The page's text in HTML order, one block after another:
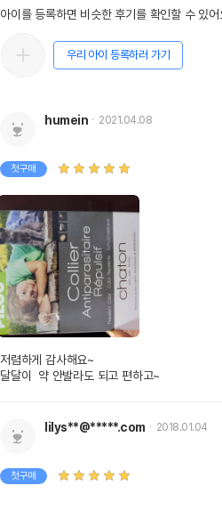
아이를 등록하면 비슷한 후기를 확인할 수 있어
우리 아이 등록하러 가기
humein 2021.04.08
첫구매
저렴하게 감사해요~
달달이  약 안발라도 되고 편하고~
lilys**@*****.com 2018.01.04
첫구매